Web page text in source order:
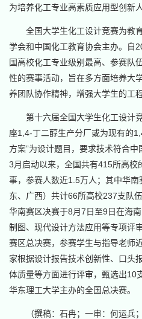
为培养化工专业高素质应用型创新
全国大学生化工设计竞赛为教
学会和中国化工教育协会主办。自
国高校化工专业级别最高、参赛队
性的赛事活动，旨在多方面培养大
养团队协作精神，增强大学生的工
第十六届全国大学生化工设计
座1,4-丁二醇生产分厂或为现有的
方案”为设计题目，要求技术符合
3月启动以来，全国共有415所高校
事，参赛人数近1.5万人；其中华
东、广西）共计66所高校237支队
华南赛区决赛于8月7日至9日在海
制图、现代设计方法应用等专项评
赛区总决赛，参赛学生与指导老师
家根据设计报告技术创新性、口头
体质量等方面进行评审，甄选出10
华东理工大学主办的全国总决赛。
（撰稿：石冉；一审：何运兵